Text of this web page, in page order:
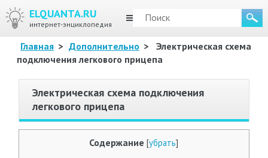
ELQUANTA.RU
интернет-энциклопедия
МЕНЮ
Главная > Дополнительно >
Электрическая схема
подключения легкового прицепа
Электрическая схема подключения
легкового прицепа
Содержание [убрать]